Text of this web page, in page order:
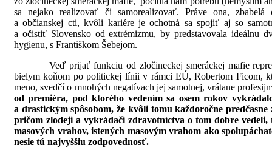
sa nejako realizovať či samorealizovať. Práve ona, zbabelá
a občianskej cti, kvôli kariére je ochotná sa spojiť aj so
a očistiť Slovensko od extrémizmu, by predstavovala ideálnu
hygienu, s Františkom Šebejom.
Veď prijať funkciu od zločineckej smeráckej mafie
bielym koňom po politickej línii v rámci EÚ, Robertom Ficom,
meno, svedčí o mnohých negatívach jej samotnej, vrátane
od premiéra, pod ktorého vedením sa osem rokov
a drastickým spôsobom, že kvôli tomu každoročne
pričom zlodeji a vykrádači zdravotníctva o tom dobre vedeli,
masových vrahov, istených masovým vrahom ako
nesie tú najvyššiu zodpovednosť.